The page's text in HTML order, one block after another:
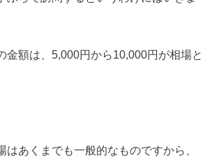
金額は、5,000円から10,000円が相場と
はあくまでも一般的なものですから、